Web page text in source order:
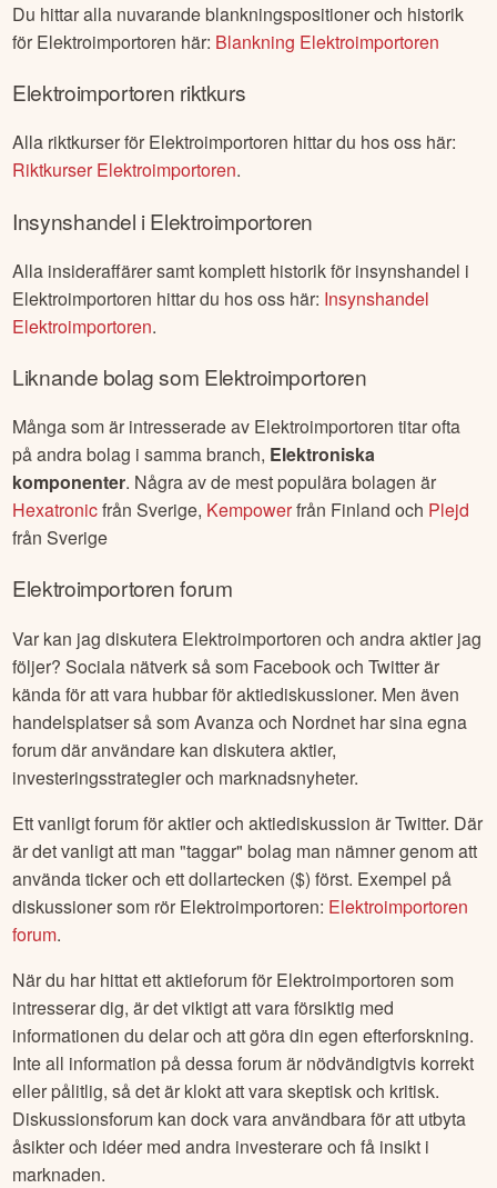
Du hittar alla nuvarande blankningspositioner och historik
för Elektroimportoren här: Blankning Elektroimportoren
Elektroimportoren riktkurs
Alla riktkurser för Elektroimportoren hittar du hos oss här:
RiktkurserElektroimportoren.
Insynshandel iElektroimportoren
Alla insideraffärer samt komplett historik för insynshandel i
Elektroimportoren hittar du hos oss här: Insynshandel
Elektroimportoren.
Liknande bolag som Elektroimportoren
Många som är intresserade av Elektroimportoren titar ofta
på andra bolag i samma branch, Elektroniska
komponenter. Några av de mest populära bolagen är
HexatronicfrånSverige, Kempowerfrån Finland och Plejd
frånSverige
Elektroimportorenforum
Var kan jag diskutera Elektroimportoren och andra aktier jag
följer? Sociala nätverk så som Facebook och Twitter är
kända för att vara hubbar för aktiediskussioner. Men även
handelsplatser så som Avanza och Nordnet har sina egna
forum där användare kan diskutera aktier,
investeringsstrategier och marknadsnyheter.
Ett vanligt forum för aktier och aktiediskussion är Twitter. Där
är det vanligt att man "taggar" bolag man nämner genom att
använda ticker och ett dollartecken ($) först. Exempel på
diskussioner som rör Elektroimportoren: Elektroimportoren
forum.
När du har hittat ett aktieforum för Elektroimportoren som
intresserar dig, är det viktigt att vara försiktig med
informationen du delar och att göra din egen efterforskning.
Inte all information på dessa forum är nödvändigtvis korrekt
eller pålitlig, så det är klokt att vara skeptisk och kritisk.
Diskussionsforum kan dock vara användbara för att utbyta
åsikter och idéer med andra investerare och få insikt i
marknaden.